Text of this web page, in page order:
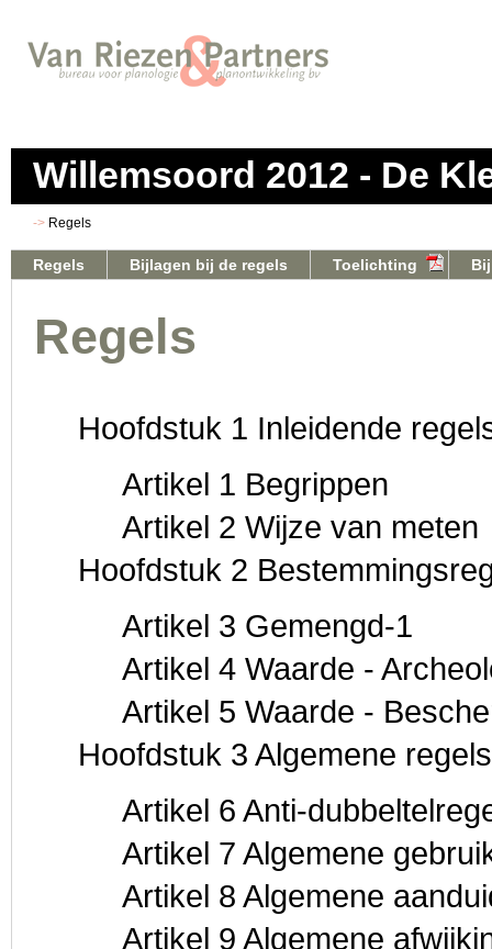
Willemsoord 2012 - De
Regels
Regels Bijlagen bij de regels Toelichting
Regels
Hoofdstuk 1 Inleidende
Artikel 1 Begrippen
Artikel 2 Wijze van meten
Hoofdstuk 2
Artikel 3 Gemengd-1
Artikel 4 Waarde -
Artikel 5 Waarde -
Hoofdstuk 3 Algemene regels
Artikel 6 Anti-
Artikel 7 Algemene
Artikel 8 Algemene
Artikel 9 Algemene